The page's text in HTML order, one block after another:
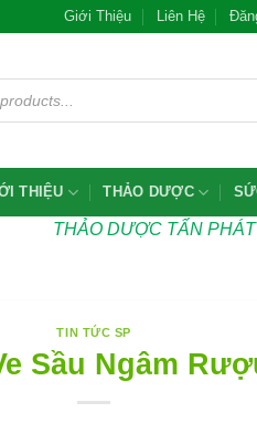
Giới Thiệu Liên Hệ
THIỆU THẢO DƯỢC
THẢO DƯỢC TẤN
TIN TỨC SP
Sầu Ngâm